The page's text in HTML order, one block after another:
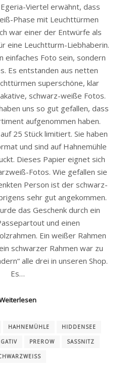
Viertel erwähnt, dass
Phase mit Leuchttürmen
war einer der Entwürfe als
eine Leuchtturm-Liebhaberin.
einfaches Foto sein, sondern
Es entstanden aus netten
superschöne, klar
schwarz-weiße Fotos.
uns so gut gefallen, dass
aufgenommen haben.
25 Stück limitiert. Sie haben
und sind auf Hahnemühle
Dieses Papier eignet sich
Fotos. Wie gefallen sie
Person ist der schwarz-
sehr gut angekommen.
das Geschenk durch ein
und einen
Ein weißer Rahmen
schwarzer Rahmen war zu
alle drei in unseren Shop.
Es…
HAHNEMÜHLE HIDDENSEE
PREROW SASSNITZ